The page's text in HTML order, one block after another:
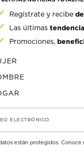
Regístrate y recibe
Las últimas
Promociones,
ELECTRÓNICO
están protegidos. Conoce